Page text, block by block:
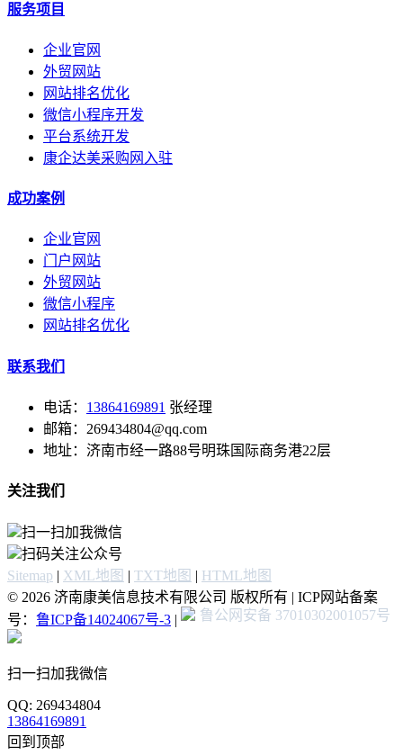
服务项目
企业官网
外贸网站
网站排名优化
微信小程序开发
平台系统开发
康企达美采购网入驻
成功案例
企业官网
门户网站
外贸网站
微信小程序
网站排名优化
联系我们
电话： 13864169891 张经理
邮箱：269434804@qq.com
地址：济南市经一路88号明珠国际商务港22层
关注我们
扫一扫加我微信
扫码关注公众号
Sitemap | XML地图 | TXT地图 | HTML地图
© 2026 济南康美信息技术有限公司 版权所有 | ICP网站备案
号： 鲁ICP备14024067号-3 | 鲁公网安备 37010302001057号
扫一扫加我微信
QQ: 269434804
13864169891
回到顶部